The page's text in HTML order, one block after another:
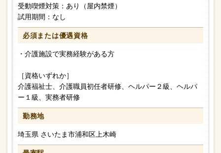
受動喫煙対策：あり（屋内禁煙）
試用期間：なし
必須または優遇資格
・介護施設で実務経験がある方
［資格いずれか］
介護福祉士、介護職員初任者研修、ヘルパー２級、ヘルパ
ー１級、実務者研修
勤務地
埼玉県 さいたま市浦和区上木崎